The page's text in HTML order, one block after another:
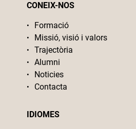
CONEIX-NOS
Formació
Missió, visió i valors
Trajectòria
Alumni
Noticies
Contacta
IDIOMES